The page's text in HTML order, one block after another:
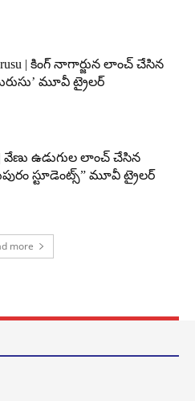
| కింగ్ నాగార్జున లాంచ్ చేసిన
మూవీ ట్రైలర్
| వేణు ఉడుగుల లాంచ్ చేసిన
స్టూడెంట్స్” మూవీ ట్రైలర్
more